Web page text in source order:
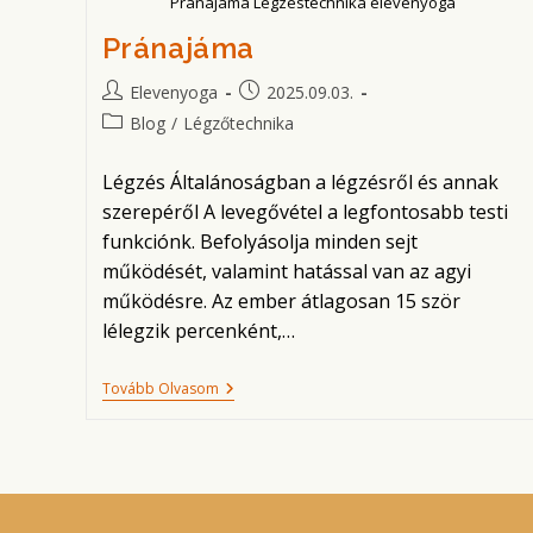
Pránajáma
Post
author:
Elevenyoga
Post
published:
2025.09.03.
PostBlog / Légzőtechnika
Légzés Általánoságban a légzésről és annak
szerepéről A levegővétel a legfontosabb testi
funkciónk. Befolyásolja minden sejt
működését, valamint hatással van az agyi
működésre. Az ember átlagosan 15 ször
lélegzik percenként,…
Tovább OlvasomPránajáma